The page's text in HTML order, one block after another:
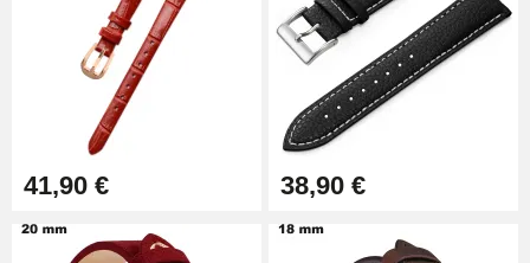
Pince à Poinçonner (pince trou)
Pince Trou pour Bracelet de
41,90 € 38,90 €